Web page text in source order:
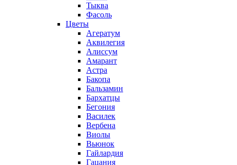
Тыква
Фасоль
Цветы
Агератум
Аквилегия
Алиссум
Амарант
Астра
Бакопа
Бальзамин
Бархатцы
Бегония
Василек
Вербена
Виолы
Вьюнок
Гайлардия
Гацания